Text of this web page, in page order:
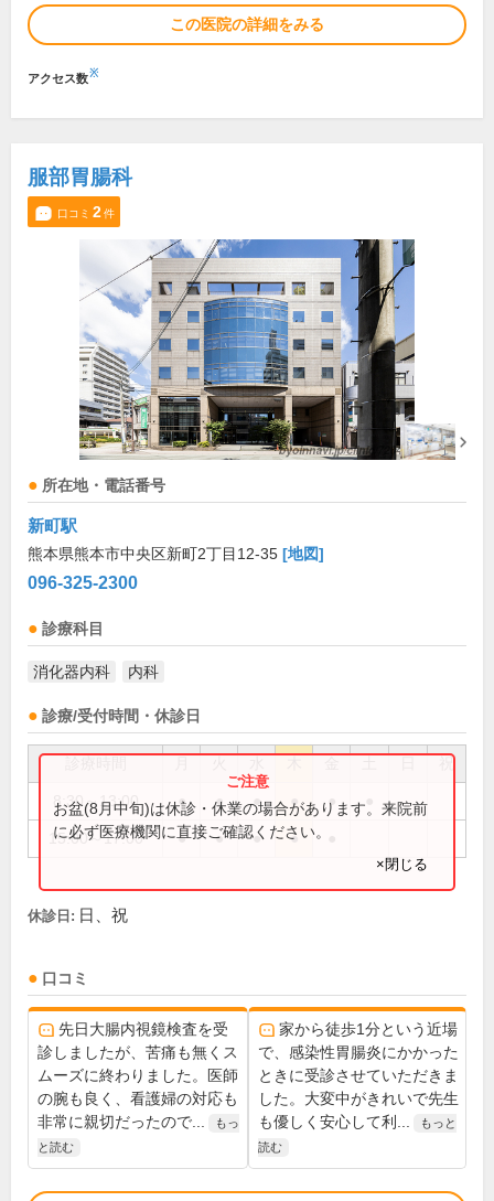
この医院の詳細をみる
アクセス数※
服部胃腸科
口コミ 2件
所在地・電話番号
新町駅
熊本県熊本市中央区新町2丁目12-35 [地図]
096-325-2300
診療科目
消化器内科 内科
診療/受付時間・休診日
祝
8:30～13:00 ● ● ● ● ●
15:00～17:00 ● ● ● ●
お盆(8月中旬)は休診・休業の場合があります。来院前
に必ず医療機関に直接ご確認ください。
×閉じる
休診日: 日、祝
口コミ
先日大腸内視鏡検査を受
診しましたが、苦痛も無くス
ムーズに終わりました。医師
の腕も良く、看護婦の対応も
非常に親切だったので...
もっ
と読む
家から徒歩1分という近場
で、感染性胃腸炎にかかった
ときに受診させていただきま
した。大変中がきれいで先生
も優しく安心して利...
もっと
読む